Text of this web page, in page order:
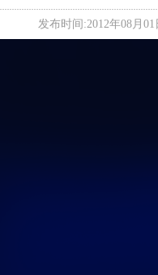
发布时间:2012年08月